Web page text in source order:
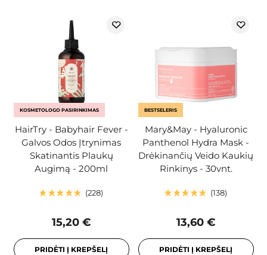
KOSMETOLOGO PASIRINKIMAS
HairTry - Babyhair Fever -
Galvos Odos Įtrynimas
Skatinantis Plaukų
Augimą - 200ml
228
15,20 €
PRIDĖTI Į KREPŠELĮ
BESTSELERIS
Mary&May - Hyaluronic
Panthenol Hydra Mask -
Drėkinančių Veido Kaukių
Rinkinys - 30vnt.
138
13,60 €
PRIDĖTI Į KREPŠELĮ